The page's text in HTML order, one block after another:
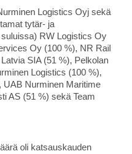
Logistics Oyj sekä
tytär- ja
RW Logistics Oy
Oy (100 %), NR Rail
SIA (51 %), Pelkolan
Logistics (100 %),
UAB Nurminen Maritime
AS (51 %) sekä Team
oli katsauskauden